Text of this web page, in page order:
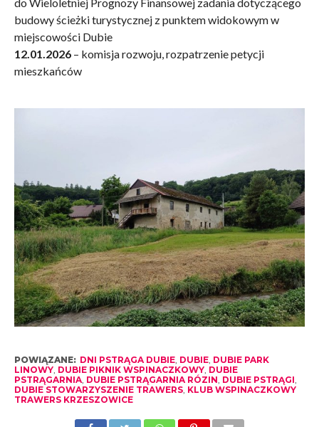
budowy ścieżki turystycznej z punktem widokowym w
miejscowości Dubie
12.01.2026– komisja rozwoju, rozpatrzenie petycji
mieszkańców
POWIĄZANE: DNI PSTRĄGA DUBIE, DUBIE, DUBIE PARK
LINOWY, DUBIE PIKNIK WSPINACZKOWY, DUBIE
PSTRĄGARNIA, DUBIE PSTRĄGARNIA RÓZIN DUBIE PSTRĄGI
DUBIE STOWARZYSZENIE TRAWERS, KLUB WSPINACZKOWY
TRAWERS KRZESZOWICE